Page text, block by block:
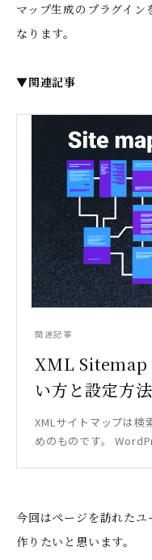
マップ生成のプラグイ
なります。
▼関連記事
関連記事
XML Sitemap
い方と設定方法
XMLサイトマップは検
めのものです。
今回はページを訪れた
作りたいと思います。